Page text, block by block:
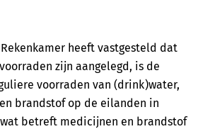
heeft vastgesteld dat
zijn aangelegd, is de
voorraden van (drink)water,
brandstof op de eilanden in
betreft medicijnen en brandstof